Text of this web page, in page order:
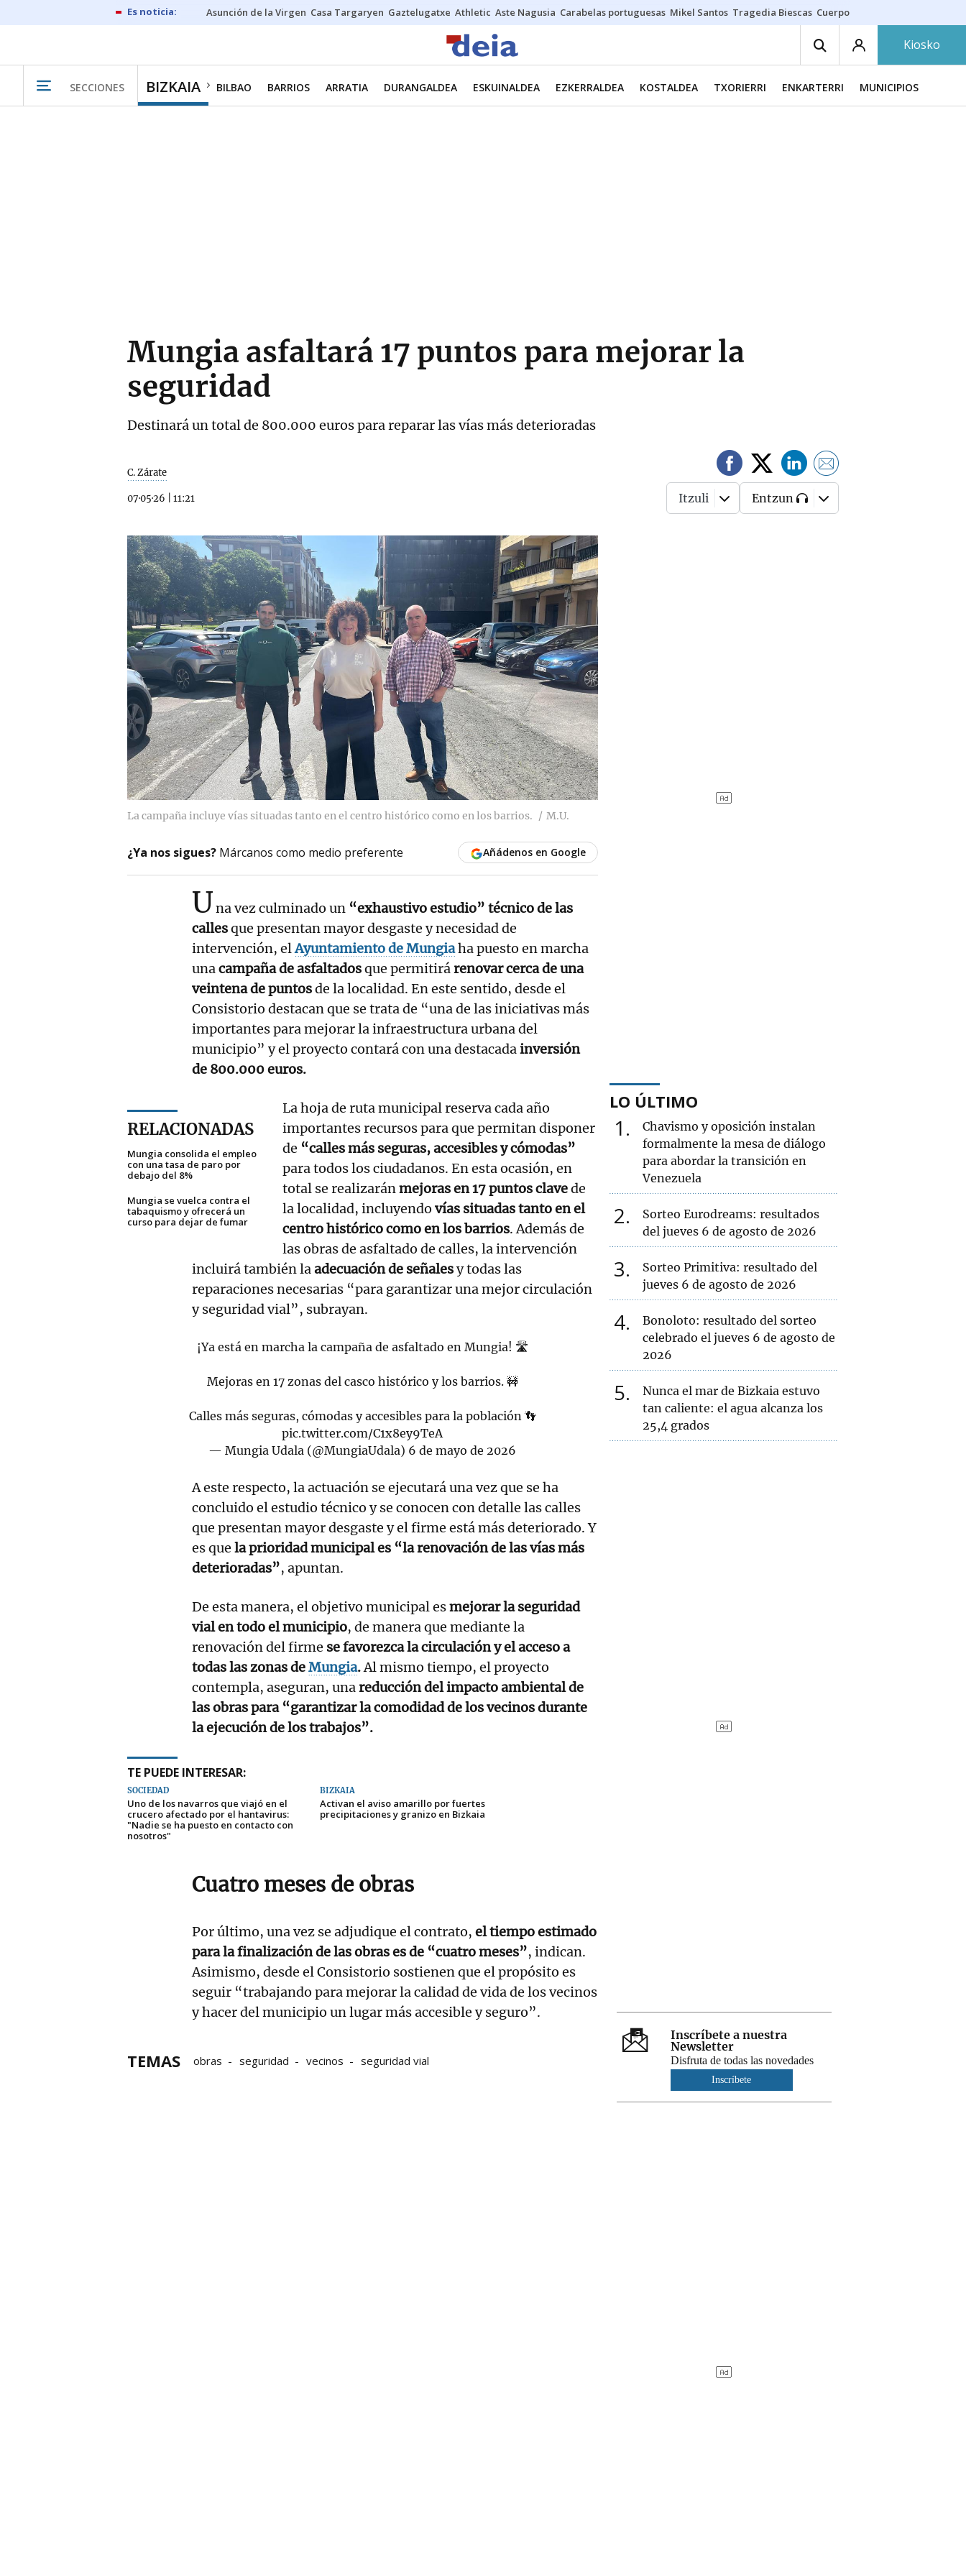
Asunción de la Virgen Casa Targaryen Gaztelugatxe Athletic Aste Nagusia Carabelas portuguesas Mikel Santos Tragedia Biescas Cuerpo ría
Kiosko
SECCIONES BIZKAIA BILBAO BARRIOS ARRATIA DURANGALDEA ESKUINALDEA EZKERRALDEA KOSTALDEA TXORIERRI ENKARTERRI MUNICIPIOS
Mungia asfaltará 17 puntos para mejorar la
seguridad
Destinará un total de 800.000 euros para reparar las vías más deterioradas
C. Zárate
07·05·26 11:21 Itzuli Entzun
La campaña incluye vías situadas tanto en el centro histórico como en los barrios. M.U.
¿Ya nos sigues? Márcanos como medio preferente Añádenos en Google
Una vez culminado un “exhaustivo estudio” técnico de las
callesque presentan mayor desgaste y necesidad de
intervención, elAyuntamiento de Mungiaha puesto en marcha
unacampaña de asfaltadosque permitirárenovar cerca de una
veintena de puntosde la localidad. En este sentido, desde el
Consistorio destacan que se trata de “una de las iniciativas más
importantes para mejorar la infraestructura urbana del
municipio” y el proyecto contará con una destacadainversión
de 800.000 euros.
RELACIONADAS
Mungia consolida el empleo
con una tasa de paro por
debajo del 8%
Mungia se vuelca contra el
tabaquismo y ofrecerá un
curso para dejar de fumar
La hoja de ruta municipal reserva cada año
importantes recursos para que permitan disponer
de “calles más seguras, accesibles y cómodas”
para todos los ciudadanos. En esta ocasión, en
total se realizaránmejoras en 17 puntos clavede
la localidad, incluyendovías situadas tanto en el
centro histórico como en los barrios. Además de
las obras de asfaltado de calles, la intervención
incluirá también laadecuación de señalesy todas las
reparaciones necesarias “para garantizar una mejor circulación
y seguridad vial”, subrayan.
¡Ya está en marcha la campaña de asfaltado en Mungia! 🛣️
Mejoras en 17 zonas del casco histórico y los barrios. 🚧
Calles más seguras, cómodas y accesibles para la población 👣
pic.twitter.com/C1x8ey9TeA
— Mungia Udala (@MungiaUdala) 6 de mayo de 2026
A este respecto, la actuación se ejecutará una vez que se ha
concluido el estudio técnico y se conocen con detalle las calles
que presentan mayor desgaste y el firme está más deteriorado. Y
es que la prioridad municipal es “la renovación de las vías más
deterioradas”, apuntan.
De esta manera, el objetivo municipal esmejorar la seguridad
vial en todo el municipio, de manera que mediante la
renovación del firme se favorezca la circulación y el acceso a
todas las zonas deMungia.Al mismo tiempo, el proyecto
contempla, aseguran, unareducción del impacto ambiental de
las obras para “garantizar la comodidad de los vecinos durante
la ejecución de los trabajos”.
TE PUEDE INTERESAR:
SOCIEDAD
Uno de los navarros que viajó en el
crucero afectado por el hantavirus:
"Nadie se ha puesto en contacto con
nosotros"
BIZKAIA
Activan el aviso amarillo por fuertes
precipitaciones y granizo en Bizkaia
Cuatro meses de obras
Por último, una vez se adjudique el contrato, el tiempo estimado
para la finalización de las obras es de “cuatro meses”, indican.
Asimismo, desde el Consistorio sostienen que el propósito es
seguir “trabajando para mejorar la calidad de vida de los vecinos
y hacer del municipio un lugar más accesible y seguro”.
TEMAS obras seguridad vecinos seguridad vial
LO ÚLTIMO
1
Chavismo y oposición instalan
formalmente la mesa de diálogo
para abordar la transición en
Venezuela
2
Sorteo Eurodreams: resultados
del jueves 6 de agosto de 2026
3
Sorteo Primitiva: resultado del
jueves 6 de agosto de 2026
4
Bonoloto: resultado del sorteo
celebrado el jueves 6 de agosto de
2026
5
Nunca el mar de Bizkaia estuvo
tan caliente: el agua alcanza los
25,4 grados
Inscríbete a nuestra
Newsletter
Disfruta de todas las novedades
Inscríbete